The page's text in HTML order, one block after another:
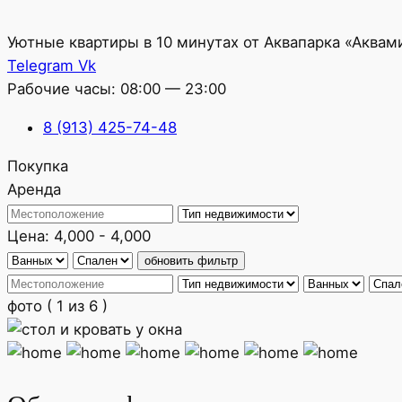
Уютные квартиры в 10 минутах от Аквапарка
Telegram Vk
Рабочие часы: 08:00 — 23:00
8 (913) 425-74-48
Покупка
Аренда
Цена: 4,000 - 4,000
фото ( 1 из 6 )